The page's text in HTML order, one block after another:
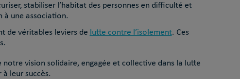
stabiliser l’habitat des personnes en difficulté et
à une association.
de véritables leviers de lutte contre l’isolement. Ces
notre vision solidaire, engagée et collective dans la lutte
leur succès.